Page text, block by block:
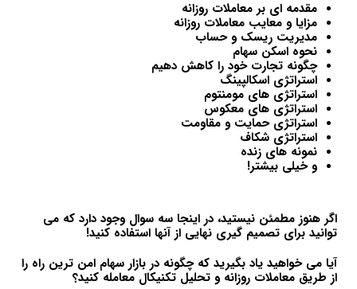
مقدمه ای بر معاملات روزانه
مزایا و معایب معاملات روزانه
مدیریت ریسک و حساب
نحوه اسکن سهام
چگونه تجارت خود را کاهش دهیم
استراتژی اسکالپینگ
استراتژی های مومنتوم
استراتژی های معکوس
استراتژی حمایت و مقاومت
استراتژی شکاف
نمونه های زنده
و خیلی بیشتر!
اگر هنوز مطمئن نیستید، در اینجا سه ​​سوال وجود دارد که می
توانید برای تصمیم گیری نهایی از آنها استفاده کنید!
آیا می خواهید یاد بگیرید که چگونه در بازار سهام امن ترین راه را
از طریق معاملات روزانه و تحلیل تکنیکال معامله کنید؟